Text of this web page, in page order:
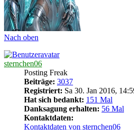
Nach oben
sternchen06
Posting Freak
Beiträge: 3037
Registriert: Sa 30. Jan 2016,
Hat sich bedankt: 151 Mal
Danksagung erhalten: 56 Mal
Kontaktdaten:
Kontaktdaten von sternchen06